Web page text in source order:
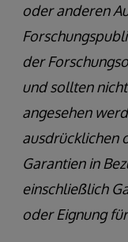
oder anderen
der
und sollten
angesehen
ausdrücklichen
Garantien in
einschließlich
oder Eignung